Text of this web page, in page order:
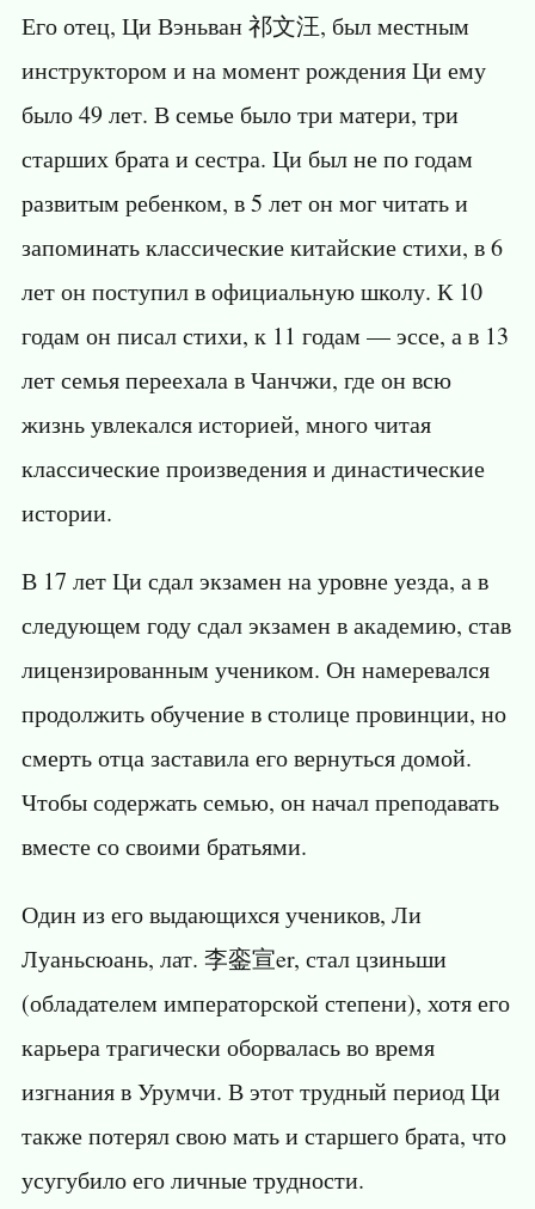
Его отец, Ци Вэньван 祁文汪, был местным
инструктором и на момент рождения Ци ему
было 49 лет. В семье было три матери, три
старших брата и сестра. Ци был не по годам
развитым ребенком, в 5 лет он мог читать и
запоминать классические китайские стихи, в 6
лет он поступил в официальную школу. К 10
годам он писал стихи, к 11 годам — эссе, а в 13
лет семья переехала в Чанчжи, где он всю
жизнь увлекался историей, много читая
классические произведения и династические
истории.
В 17 лет Ци сдал экзамен на уровне уезда, а в
следующем году сдал экзамен в академию, став
лицензированным учеником. Он намеревался
продолжить обучение в столице провинции, но
смерть отца заставила его вернуться домой.
Чтобы содержать семью, он начал преподавать
вместе со своими братьями.
Один из его выдающихся учеников, Ли
Луаньсюань, лат. 李銮宣er, стал цзиньши
(обладателем императорской степени), хотя его
карьера трагически оборвалась во время
изгнания в Урумчи. В этот трудный период Ци
также потерял свою мать и старшего брата, что
усугубило его личные трудности.